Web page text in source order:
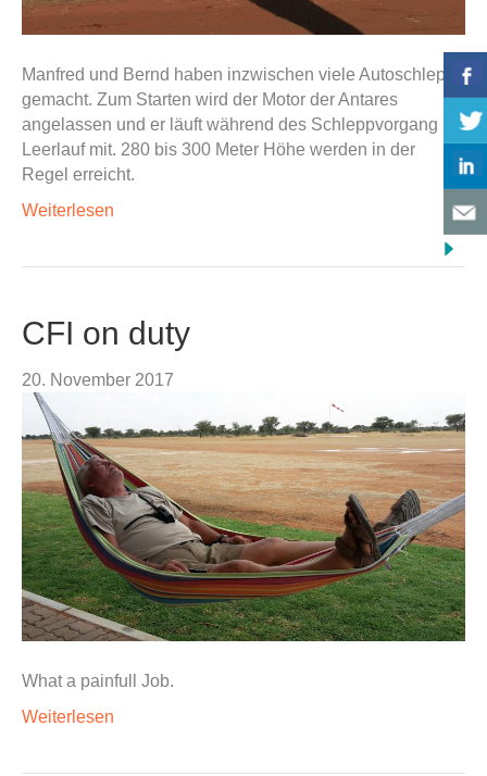
Manfred und Bernd haben inzwischen viele Autoschlepps
gemacht. Zum Starten wird der Motor der Antares
angelassen und er läuft während des Schleppvorgang im
Leerlauf mit. 280 bis 300 Meter Höhe werden in der
Regel erreicht.
Weiterlesen
CFI on duty
20. November 2017
What a painfull Job.
Weiterlesen